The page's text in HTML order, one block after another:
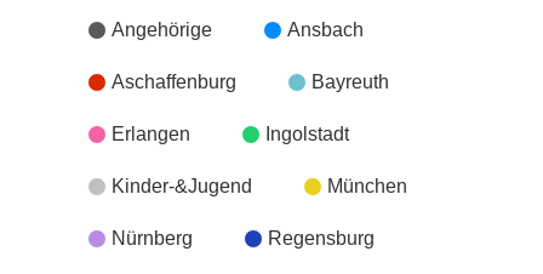
Veranstaltungskategorien
Angehörige Ansbach
Aschaffenburg Bayreuth
Erlangen Ingolstadt
Kinder-&Jugend München
Nürnberg Regensburg